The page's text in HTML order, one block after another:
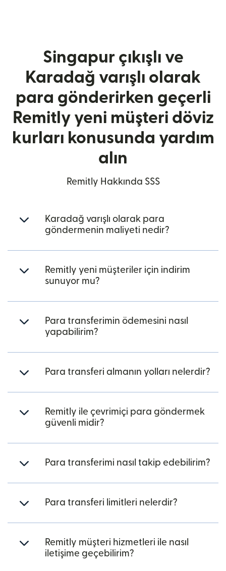
Singapur çıkışlı ve
Karadağ varışlı olarak
para gönderirken geçerli
Remitly yeni müşteri döviz
kurları konusunda yardım
alın
Remitly Hakkında SSS
Karadağ varışlı olarak para
göndermenin maliyeti nedir?
Remitly yeni müşteriler için indirim
sunuyor mu?
Para transferimin ödemesini nasıl
yapabilirim?
Para transferi almanın yolları nelerdir?
Remitly ile çevrimiçi para göndermek
güvenli midir?
Para transferimi nasıl takip edebilirim?
Para transferi limitleri nelerdir?
Remitly müşteri hizmetleri ile nasıl
iletişime geçebilirim?